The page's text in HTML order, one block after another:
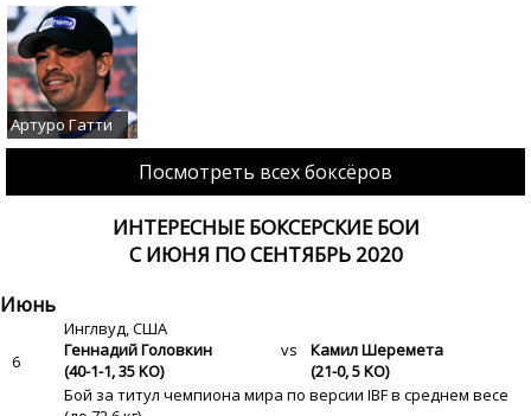
Артуро Гатти
Посмотреть всех боксёров
ИНТЕРЕСНЫЕ БОКСЕРСКИЕ БОИ
С ИЮНЯ ПО СЕНТЯБРЬ 2020
Июнь
Инглвуд, США
6
Геннадий Головкин
(40-1-1, 35 KO)
vs
Камил Шеремета
(21-0, 5 KO)
Бой за титул чемпиона мира по версии IBF в среднем весе